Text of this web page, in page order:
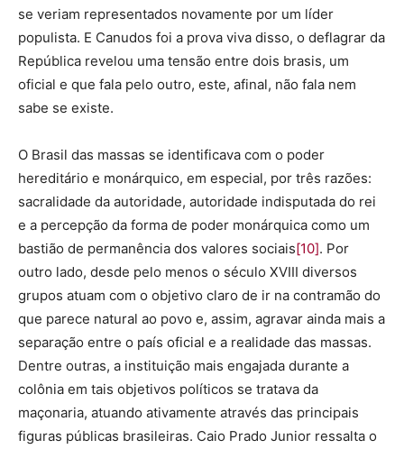
se veriam representados novamente por um líder
populista. E Canudos foi a prova viva disso, o deflagrar da
República revelou uma tensão entre dois brasis, um
oficial e que fala pelo outro, este, afinal, não fala nem
sabe se existe.
O Brasil das massas se identificava com o poder
hereditário e monárquico, em especial, por três razões:
sacralidade da autoridade, autoridade indisputada do rei
e a percepção da forma de poder monárquica como um
bastião de permanência dos valores sociais[10]. Por
outro lado, desde pelo menos o século XVIII diversos
grupos atuam com o objetivo claro de ir na contramão do
que parece natural ao povo e, assim, agravar ainda mais a
separação entre o país oficial e a realidade das massas.
Dentre outras, a instituição mais engajada durante a
colônia em tais objetivos políticos se tratava da
maçonaria, atuando ativamente através das principais
figuras públicas brasileiras. Caio Prado Junior ressalta o